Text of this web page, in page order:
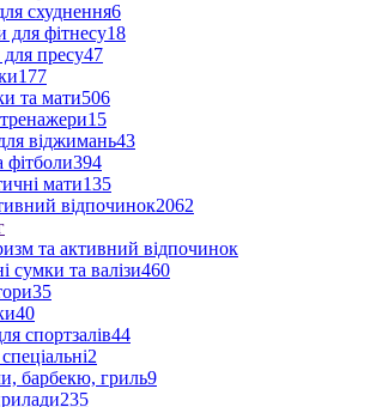
схуднення6
для фітнесу18
пресу47
177
та мати506
15
віджимань43
фітболи394
мати135
відпочинок2062
та активний відпочинок
сумки та валізи460
35
40
спортзалів44
2
барбекю, гриль9
235